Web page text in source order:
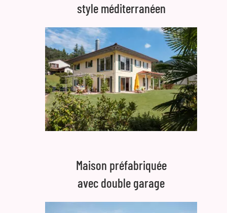
style méditerranéen
Maison préfabriquée
avec double garage